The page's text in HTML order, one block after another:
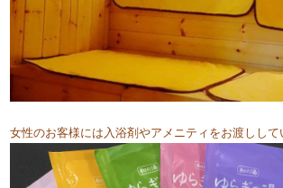
女性のお客様には入浴剤やアメニティをお渡しして